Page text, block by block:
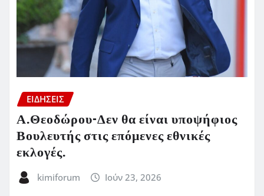
ΕΙΔΗΣΕΙΣ
Α.Θεοδώρου-Δεν θα είναι υποψήφιος
Βουλευτής στις επόμενες εθνικές
εκλογές.
kimiforum Ιούν 23, 2026